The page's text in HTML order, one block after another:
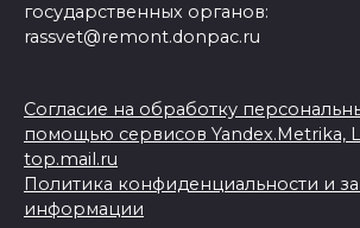
государственных органов:
rassvet@remont.donpac.ru
Согласие на обработку
помощью сервисов Yandex.Metrika,
top.mail.ru
Политика конфиденциальности и
информации